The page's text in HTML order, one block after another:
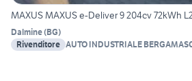
MAXUS MAXUS e-Deliver 9 204cv 72kWh
Dalmine(BG)
Rivenditore AUTO INDUSTRIALE